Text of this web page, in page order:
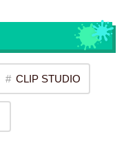
CLIP STUDIO